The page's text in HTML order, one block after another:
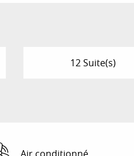
12 Suite(s)